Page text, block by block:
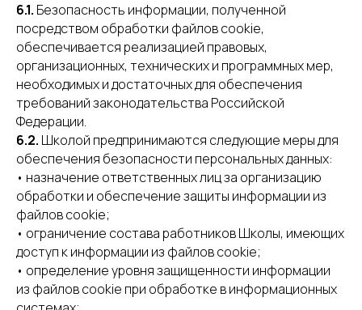
6.1. Безопасность информации, полученной
посредством обработки файлов cookie,
обеспечивается реализацией правовых,
организационных, технических и программных мер,
необходимых и достаточных для обеспечения
требований законодательства Российской
Федерации.
6.2. Школой предпринимаются следующие меры для
обеспечения безопасности персональных данных:
• назначение ответственных лиц за организацию
обработки и обеспечение защиты информации из
файлов cookie;
• ограничение состава работников Школы, имеющих
доступ к информации из файлов cookie;
• определение уровня защищенности информации
из файлов cookie при обработке в информационных